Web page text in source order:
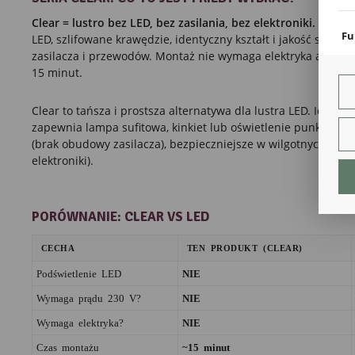
Clear = lustro bez LED, bez zasilania, bez elektroniki.
LED, szlifowane krawędzie, identyczny kształt i jakość szkła,
zasilacza i przewodów. Montaż nie wymaga elektryka ani
15 minut.
Clear to tańsza i prostsza alternatywa dla lustra LED.
zapewnia lampa sufitowa, kinkiet lub oświetlenie punktowe.
(brak obudowy zasilacza), bezpieczniejsze w wilgotnych
elektroniki).
PORÓWNANIE: CLEAR VS LED
CECHA TEN PRODUKT (CLEAR)
Podświetlenie LED NIE
Wymaga prądu 230 V? NIE
Wymaga elektryka? NIE
Czas montażu ~15 minut